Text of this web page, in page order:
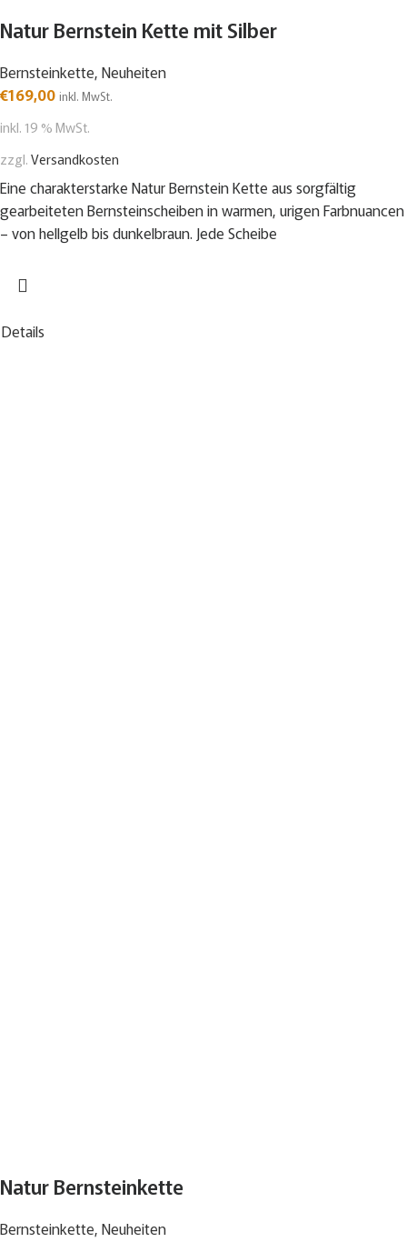
Natur Bernstein Kette mit Silber
Bernsteinkette, Neuheiten
€169,00 inkl. MwSt.
inkl. 19 % MwSt.
zzgl.Versandkosten
Eine charakterstarke Natur Bernstein Kette aus sorgfältig
gearbeiteten Bernsteinscheiben in warmen, urigen Farbnuancen
– von hellgelb bis dunkelbraun. Jede Scheibe
Details
Natur Bernsteinkette
Bernsteinkette, Neuheiten